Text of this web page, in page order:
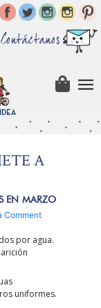
Contáctanos
A
EN MARZO
Commenton
para
por agua.
uniformes.